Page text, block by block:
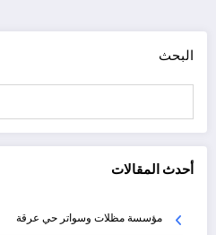
البحث
أحدث المقالات
مؤسسة مظلات وسواتر حي عرقة